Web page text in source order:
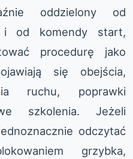
oddzielony od
i od komendy start,
procedurę jako
się obejścia,
ruchu, poprawki
szkolenia. Jeżeli
odczytać
grzybka,